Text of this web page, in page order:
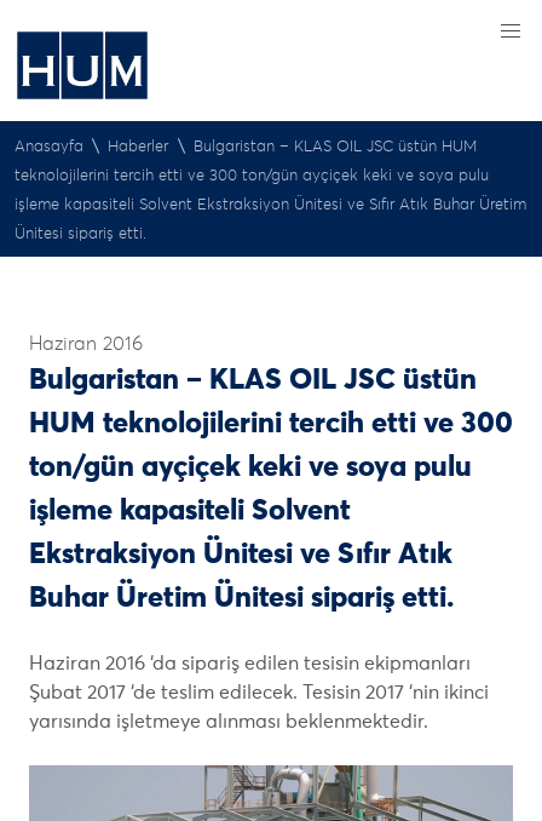
Anasayfa \ Haberler \
Bulgaristan – KLAS OIL JSC üstün HUM
teknolojilerini tercih etti ve 300 ton/gün ayçiçek keki ve soya pulu
işleme kapasiteli Solvent Ekstraksiyon Ünitesi ve Sıfır Atık Buhar Üretim
Ünitesi sipariş etti.
Haziran 2016
Bulgaristan – KLAS OIL JSC üstün
HUM teknolojilerini tercih etti ve 300
ton/gün ayçiçek keki ve soya pulu
işleme kapasiteli Solvent
Ekstraksiyon Ünitesi ve Sıfır Atık
Buhar Üretim Ünitesi sipariş etti.
Haziran 2016 ‘da sipariş edilen tesisin ekipmanları
Şubat 2017 ‘de teslim edilecek. Tesisin 2017 ‘nin ikinci
yarısında işletmeye alınması beklenmektedir.